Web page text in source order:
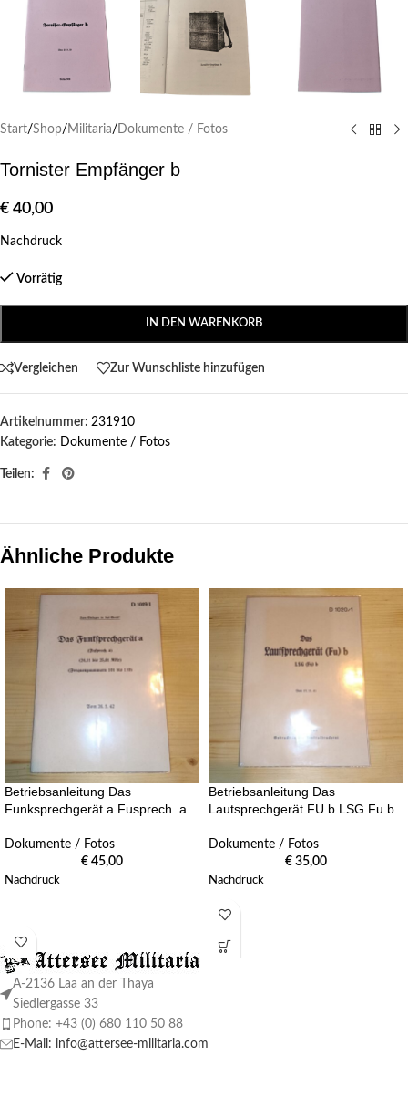
Start/Shop/ Militaria/ Dokumente / Fotos
Tornister Empfänger b
€ 40,00
Nachdruck
Vorrätig
IN DEN WARENKORB
Vergleichen Zur Wunschliste hinzufügen
Artikelnummer: 231910
Kategorie: Dokumente / Fotos
Teilen:
Ähnliche Produkte
Betriebsanleitung Das
Funksprechgerät a Fusprech. a
Dokumente / Fotos
€ 45,00
Nachdruck
Betriebsanleitung Das
Lautsprechgerät FU b LSG Fu b
Dokumente / Fotos
€ 35,00
Nachdruck
A-2136 Laa an der Thaya
Siedlergasse 33
Phone: +43 (0) 680 110 50 88
E-Mail: info@attersee-militaria.com